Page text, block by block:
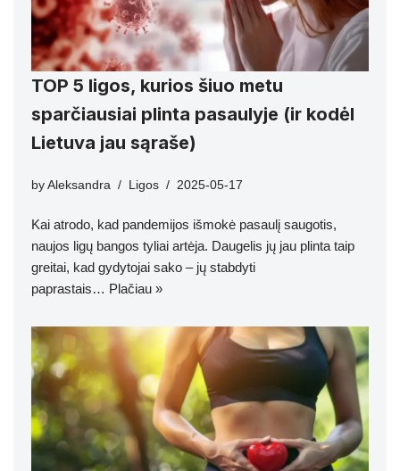
TOP 5 ligos, kurios šiuo metu
sparčiausiai plinta pasaulyje (ir kodėl
Lietuva jau sąraše)
by Aleksandra Ligos 2025-05-17
Kai atrodo, kad pandemijos išmokė pasaulį saugotis,
naujos ligų bangos tyliai artėja. Daugelis jų jau plinta taip
greitai, kad gydytojai sako – jų stabdyti
paprastais… Plačiau »